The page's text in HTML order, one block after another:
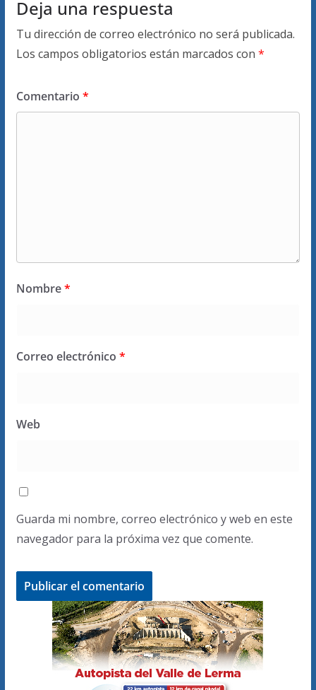
Deja una respuesta
Tu dirección de correo electrónico no será publicada.
Los campos obligatorios están marcados con *
Comentario *
Nombre*
Correo electrónico *
Web
Guarda mi nombre, correo electrónico y web en este
navegador para la próxima vez que comente.